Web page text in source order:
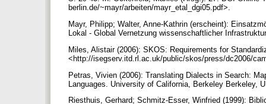
berlin.de/~mayr/arbeiten/mayr_etal_dgi05.pdf>.
Mayr, Philipp; Walter, Anne-Kathrin (erscheint):
Lokal - Global Vernetzung wissenschaftlicher
Miles, Alistair (2006): SKOS: Requirements for
<http://isegserv.itd.rl.ac.uk/public/skos/press/dc2006/
Petras, Vivien (2006): Translating Dialects in Search:
Languages. University of California, Berkeley
Riesthuis, Gerhard; Schmitz-Esser, Winfried (1999):